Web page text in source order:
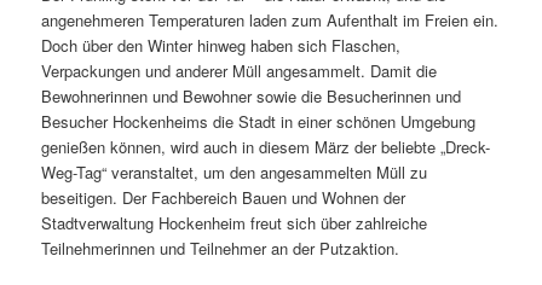
angenehmeren Temperaturen laden zum Aufenthalt im Freien ein.
Doch über den Winter hinweg haben sich Flaschen,
Verpackungen und anderer Müll angesammelt. Damit die
Bewohnerinnen und Bewohner sowie die Besucherinnen und
Besucher Hockenheims die Stadt in einer schönen Umgebung
genießen können, wird auch in diesem März der beliebte „Dreck-
Weg-Tag“ veranstaltet, um den angesammelten Müll zu
beseitigen. Der Fachbereich Bauen und Wohnen der
Stadtverwaltung Hockenheim freut sich über zahlreiche
Teilnehmerinnen und Teilnehmer an der Putzaktion.